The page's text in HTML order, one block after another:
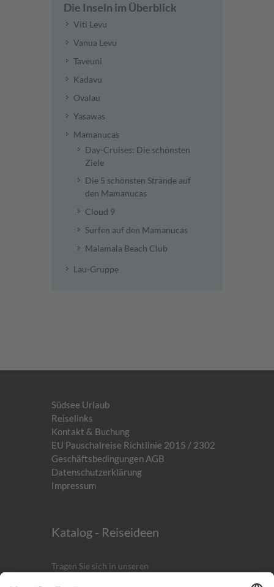
Die Inseln im Überblick
Viti Levu
Vanua Levu
Taveuni
Kadavu
Ovalau
Yasawas
Mamanucas
Day-Cruises: Die schönsten
Ziele
Die 5 schönsten Strände auf
den Mamanucas
Cloud 9
Surfen auf den Mamanucas
Malamala Beach Club
Lau-Gruppe
Südsee Urlaub
Reiselinks
Kontakt & Buchung
EU Pauschalreise Richtlinie 2015 / 2302
Geschäftsbedingungen AGB
Datenschutzerklärung
Impressum
Katalog - Reiseideen
Tragen Sie sich in unseren